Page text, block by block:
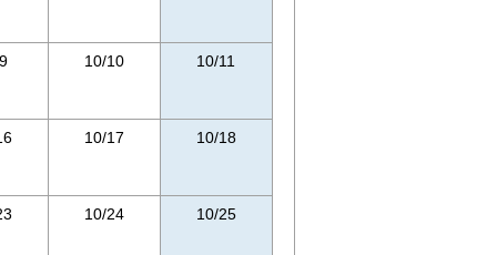
10/10 10/11
10/17 10/18
10/24 10/25